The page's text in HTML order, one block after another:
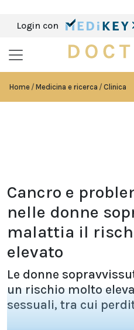
Login con
Home Medicina e ricerca Clinica
Cancro e
nelle donne
malattia il
elevato
Le donne
un rischio molto
sessuali, tra cui